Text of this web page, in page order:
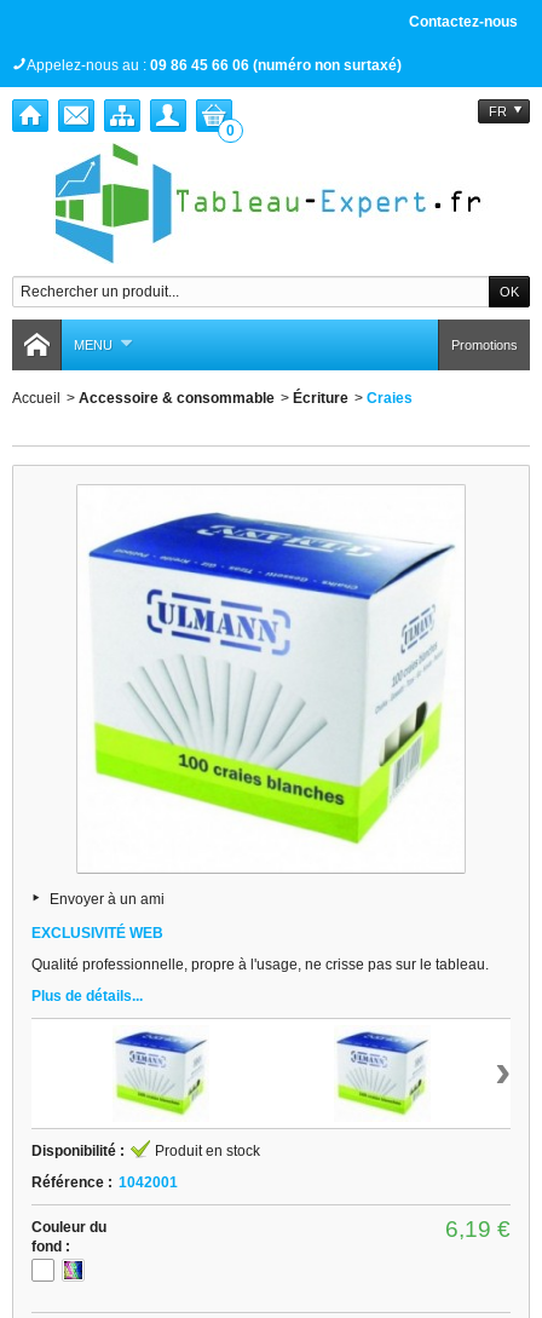
Contactez-nous
Appelez-nous au : 09 86 45 66 06 (numéro non surtaxé)
FR
0
MENU Promotions
Accueil > Accessoire & consommable > Écriture > Craies
Envoyer à un ami
EXCLUSIVITÉ WEB
Qualité professionnelle, propre à l'usage, ne crisse pas sur le tableau.
Plus de détails...
›
Disponibilité :
Produit en stock
Référence : 1042001
Couleur du
fond :
6,19 €